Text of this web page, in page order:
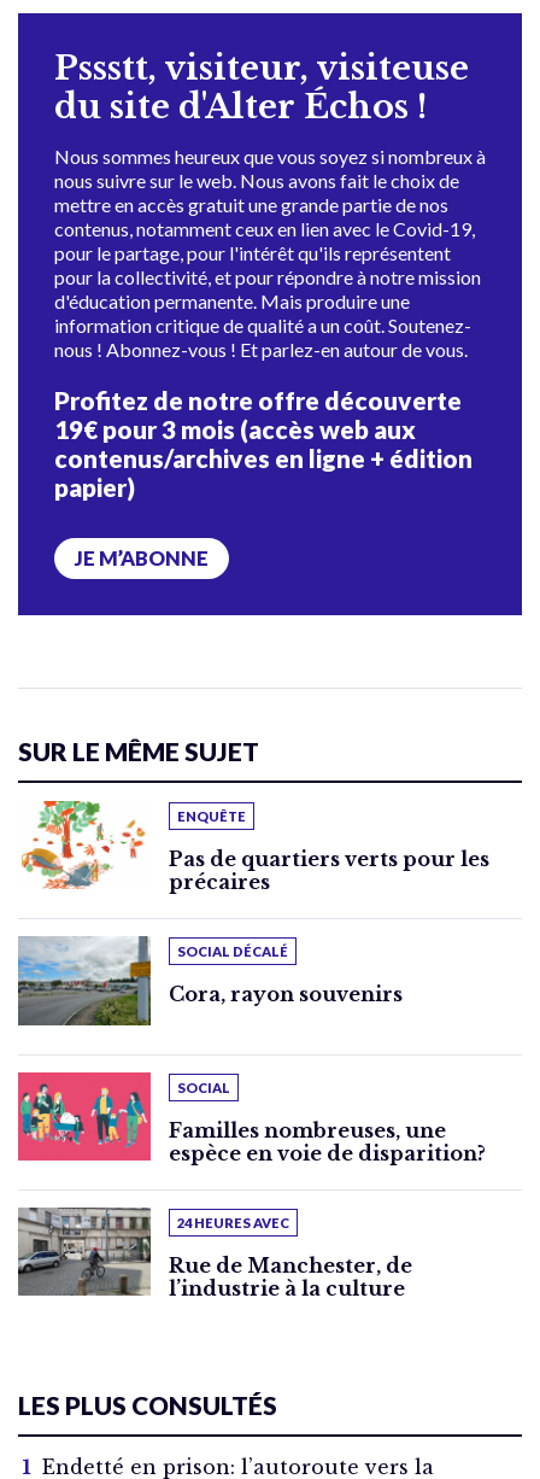
Pssstt, visiteur, visiteuse
du site d'Alter Échos !
Nous sommes heureux que vous soyez si nombreux à
nous suivre sur le web. Nous avons fait le choix de
mettre en accès gratuit une grande partie de nos
contenus, notamment ceux en lien avec le Covid-19,
pour le partage, pour l'intérêt qu'ils représentent
pour la collectivité, et pour répondre à notre mission
d'éducation permanente. Mais produire une
information critique de qualité a un coût. Soutenez-
nous ! Abonnez-vous ! Et parlez-en autour de vous.
Profitez de notre offre découverte
19€ pour 3 mois (accès web aux
contenus/archives en ligne + édition
papier)
JE M’ABONNE
SUR LE MÊME SUJET
ENQUÊTE
Pas de quartiers verts pour les
précaires
SOCIAL DÉCALÉ
Cora, rayon souvenirs
SOCIAL
Familles nombreuses, une
espèce en voie de disparition?
24 HEURES AVEC
Rue de Manchester, de
l’industrie à la culture
LES PLUS CONSULTÉS
Endetté en prison: l’autoroute vers la